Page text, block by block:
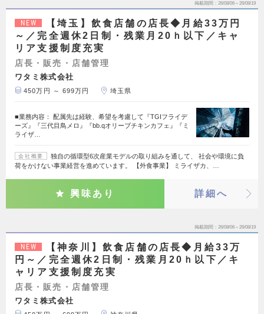
掲載期間 26/08/06～26/08/19
NEW
【埼玉】飲食店舗の店長◆月給33万円
～／完全週休2日制・残業月20ｈ以下／キャ
リア支援制度充実
店長・販売・店舗管理
ワタミ株式会社
450万円 ～ 699万円 埼玉県
■業務内容： 配属先は経験、希望を考慮して『TGIフライデ
ーズ』『三代目鳥メロ』『bb.qオリーブチキンカフェ』『ミ
ライザ…
会社概要
独自の循環型6次産業モデルの取り組みを通して、 社会や環境に負
荷をかけない事業経営を進めています。 【外食事業】 ミライザカ、…
興味あり 詳細へ
掲載期間 26/08/06～26/08/19
NEW
【神奈川】飲食店舗の店長◆月給33万
円～／完全週休2日制・残業月20ｈ以下／キ
ャリア支援制度充実
店長・販売・店舗管理
ワタミ株式会社